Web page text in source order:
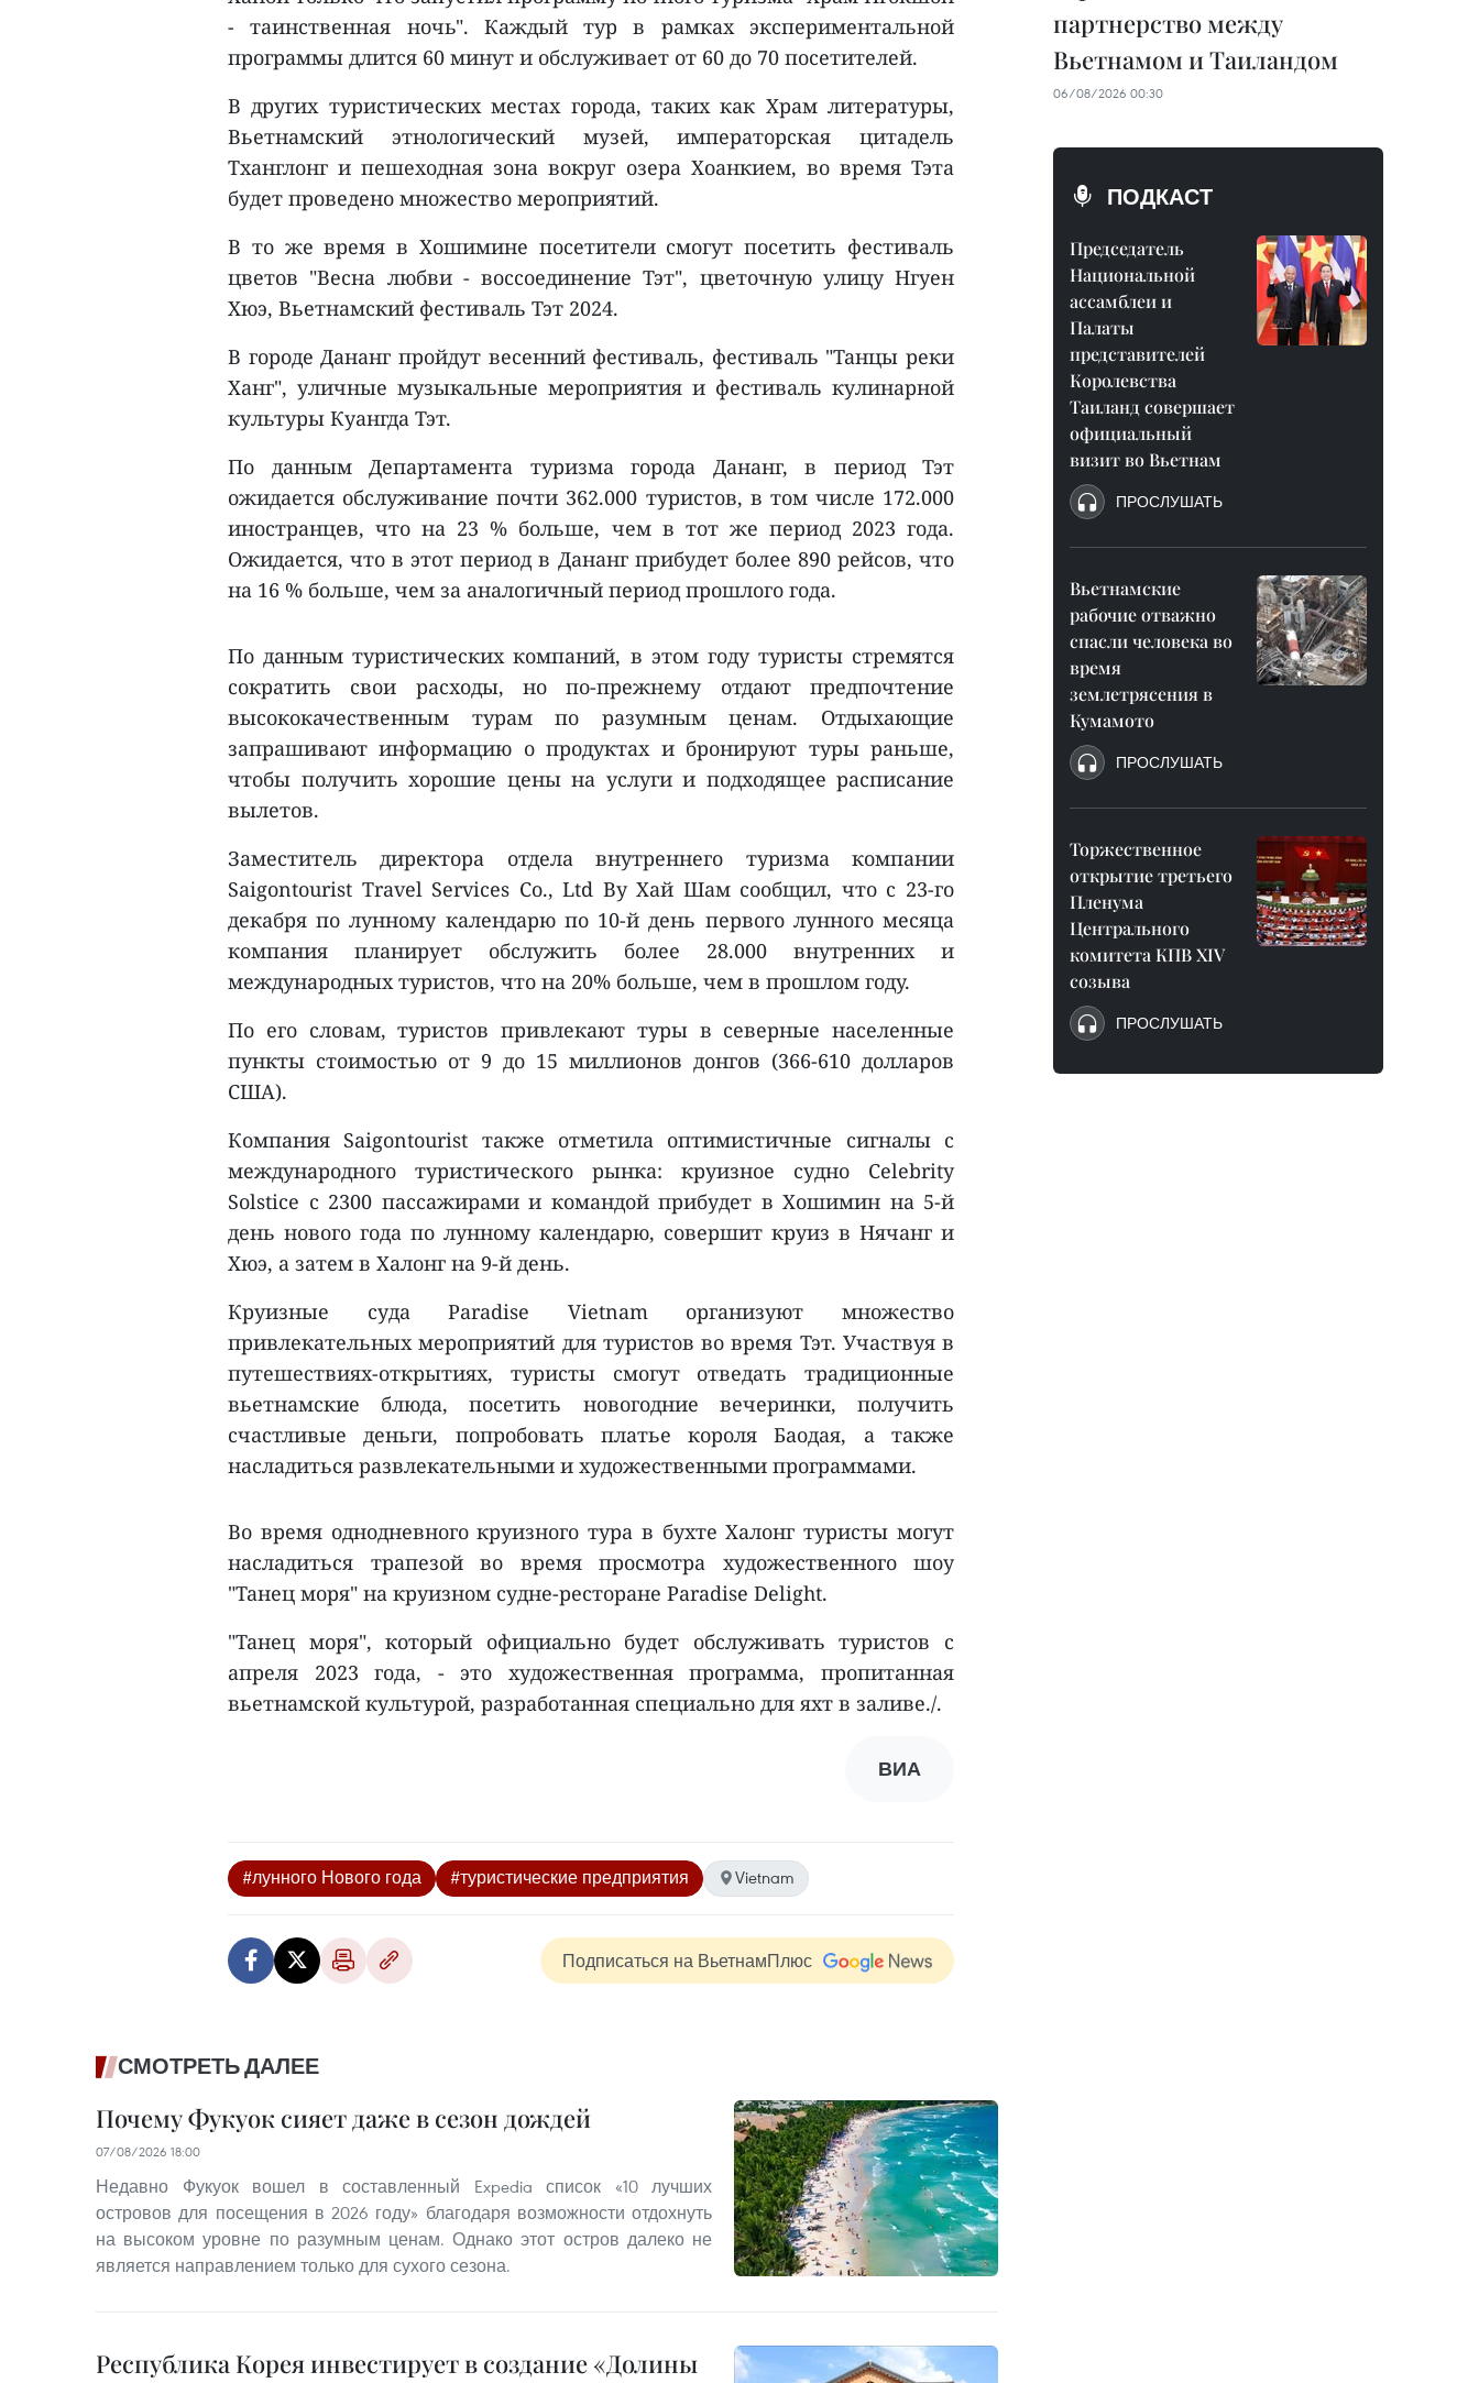
- таинственная ночь". Каждый тур в рамках экспериментальной
программы длится 60 минут и обслуживает от 60 до 70 посетителей.
В других туристических местах города, таких как Храм литературы,
Вьетнамский этнологический музей, императорская цитадель
Тханглонг и пешеходная зона вокруг озера Хоанкием, во время Тэта
будет проведено множество мероприятий.
В то же время в Хошимине посетители смогут посетить фестиваль
цветов "Весна любви - воссоединение Тэт", цветочную улицу Нгуен
Хюэ, Вьетнамский фестиваль Тэт 2024.
В городе Дананг пройдут весенний фестиваль, фестиваль "Танцы реки
Ханг", уличные музыкальные мероприятия и фестиваль кулинарной
культуры Куангда Тэт.
По данным Департамента туризма города Дананг, в период Тэт
ожидается обслуживание почти 362.000 туристов, в том числе 172.000
иностранцев, что на 23 % больше, чем в тот же период 2023 года.
Ожидается, что в этот период в Дананг прибудет более 890 рейсов, что
на 16 % больше, чем за аналогичный период прошлого года.
По данным туристических компаний, в этом году туристы стремятся
сократить свои расходы, но по-прежнему отдают предпочтение
высококачественным турам по разумным ценам. Отдыхающие
запрашивают информацию о продуктах и бронируют туры раньше,
чтобы получить хорошие цены на услуги и подходящее расписание
вылетов.
Заместитель директора отдела внутреннего туризма компании
Saigontourist Travel Services Co., Ltd Ву Хай Шам сообщил, что с 23-го
декабря по лунному календарю по 10-й день первого лунного месяца
компания планирует обслужить более 28.000 внутренних и
международных туристов, что на 20% больше, чем в прошлом году.
По его словам, туристов привлекают туры в северные населенные
пункты стоимостью от 9 до 15 миллионов донгов (366-610 долларов
США).
Компания Saigontourist также отметила оптимистичные сигналы с
международного туристического рынка: круизное судно Celebrity
Solstice с 2300 пассажирами и командой прибудет в Хошимин на 5-й
день нового года по лунному календарю, совершит круиз в Нячанг и
Хюэ, а затем в Халонг на 9-й день.
Круизные суда Paradise Vietnam организуют множество
привлекательных мероприятий для туристов во время Тэт. Участвуя в
путешествиях-открытиях, туристы смогут отведать традиционные
вьетнамские блюда, посетить новогодние вечеринки, получить
счастливые деньги, попробовать платье короля Баодая, а также
насладиться развлекательными и художественными программами.
Во время однодневного круизного тура в бухте Халонг туристы могут
насладиться трапезой во время просмотра художественного шоу
"Танец моря" на круизном судне-ресторане Paradise Delight.
"Танец моря", который официально будет обслуживать туристов с
апреля 2023 года, - это художественная программа, пропитанная
вьетнамской культурой, разработанная специально для яхт в заливе./.
ВИА
#лунного Нового года #туристические предприятия Vietnam
Подписаться на ВьетнамПлюс
СМОТРЕТЬ ДАЛЕЕ
Почему Фукуок сияет даже в сезон дождей
07/08/2026 18:00
Недавно Фукуок вошел в составленный Expedia список «10 лучших
островов для посещения в 2026 году» благодаря возможности отдохнуть
на высоком уровне по разумным ценам. Однако этот остров далеко не
является направлением только для сухого сезона.
Республика Корея инвестирует в создание «Долины
партнерство между
Вьетнамом и Таиландом
06/08/2026 00:30
ПОДКАСТ
Председатель
Национальной
ассамблеи и
Палаты
представителей
Королевства
Таиланд совершает
официальный
визит во Вьетнам
ПРОСЛУШАТЬ
Вьетнамские
рабочие отважно
спасли человека во
время
землетрясения в
Кумамото
ПРОСЛУШАТЬ
Торжественное
открытие третьего
Пленума
Центрального
комитета КПВ XIV
созыва
ПРОСЛУШАТЬ